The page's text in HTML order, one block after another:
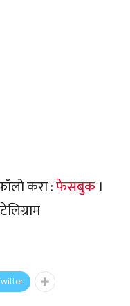
करा :फेसबुक ।